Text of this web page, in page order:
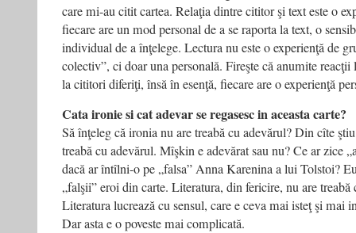
care mi-au citit cartea. Relaţia dintre cititor şi text este o
fiecare are un mod personal de a se raporta la text, o
individual de a înţelege. Lectura nu este o experienţă de
colectiv”, ci doar una personală. Fireşte că anumite reacţii
la cititori diferiţi, însă în esenţă, fiecare are o experienţă
Cata ironie si cat adevar se regasesc in aceasta carte?
Să înţeleg că ironia nu are treabă cu adevărul? Din cîte
treabă cu adevărul. Mîşkin e adevărat sau nu? Ce ar zice
dacă ar întîlni-o pe „falsa” Anna Karenina a lui Tolstoi?
„falşii” eroi din carte. Literatura, din fericire, nu are
Literatura lucrează cu sensul, care e ceva mai isteţ şi mai
Dar asta e o poveste mai complicată.